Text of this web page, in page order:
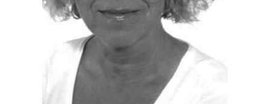
REISEFÜHRER
REISEMAGAZINE
THEMEN